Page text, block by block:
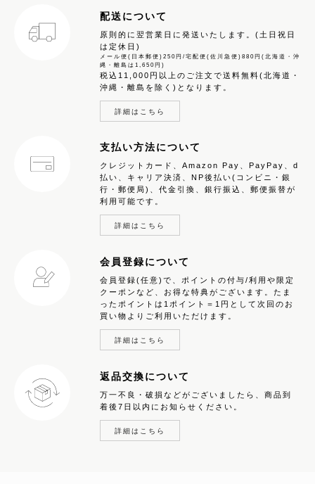
配送について
原則的に翌営業日に発送いたします。(土日祝日
は定休日)
メール便(日本郵便)250円/宅配便(佐川急便)880円(北海道・沖
縄・離島は1,650円)
税込11,000円以上のご注文で送料無料(北海道・
沖縄・離島を除く)となります。
詳細はこちら
支払い方法について
クレジットカード、Amazon Pay、PayPay、d
払い、キャリア決済、NP後払い(コンビニ・銀
行・郵便局)、代金引換、銀行振込、郵便振替が
利用可能です。
詳細はこちら
会員登録について
会員登録(任意)で、ポイントの付与/利用や限定
クーポンなど、お得な特典がございます。たま
ったポイントは1ポイント＝1円として次回のお
買い物よりご利用いただけます。
詳細はこちら
返品交換について
万一不良・破損などがございましたら、商品到
着後7日以内にお知らせください。
詳細はこちら